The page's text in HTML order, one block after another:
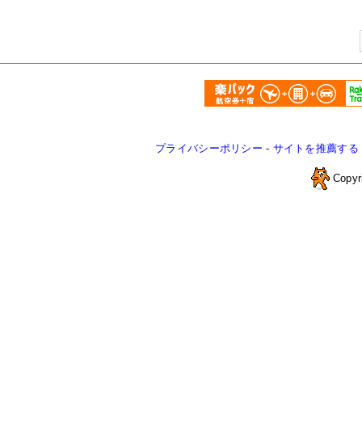
プライバシーポリシー - サイトを推薦する